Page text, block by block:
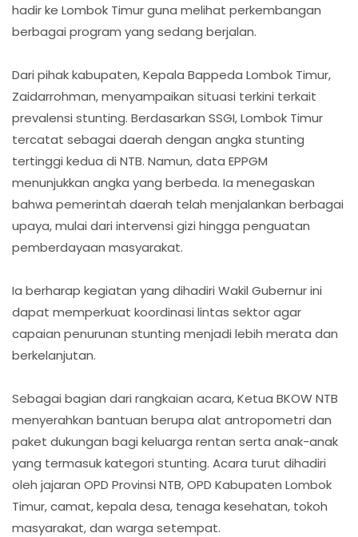
hadir ke Lombok Timur guna melihat perkembangan
berbagai program yang sedang berjalan.
Dari pihak kabupaten, Kepala Bappeda Lombok Timur,
Zaidarrohman, menyampaikan situasi terkini terkait
prevalensi stunting. Berdasarkan SSGI, Lombok Timur
tercatat sebagai daerah dengan angka stunting
tertinggi kedua di NTB. Namun, data EPPGM
menunjukkan angka yang berbeda. Ia menegaskan
bahwa pemerintah daerah telah menjalankan berbagai
upaya, mulai dari intervensi gizi hingga penguatan
pemberdayaan masyarakat.
Ia berharap kegiatan yang dihadiri Wakil Gubernur ini
dapat memperkuat koordinasi lintas sektor agar
capaian penurunan stunting menjadi lebih merata dan
berkelanjutan.
Sebagai bagian dari rangkaian acara, Ketua BKOW NTB
menyerahkan bantuan berupa alat antropometri dan
paket dukungan bagi keluarga rentan serta anak-anak
yang termasuk kategori stunting. Acara turut dihadiri
oleh jajaran OPD Provinsi NTB, OPD Kabupaten Lombok
Timur, camat, kepala desa, tenaga kesehatan, tokoh
masyarakat, dan warga setempat.